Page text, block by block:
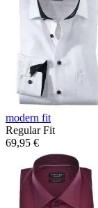
modern fit
Regular Fit
69,95 €